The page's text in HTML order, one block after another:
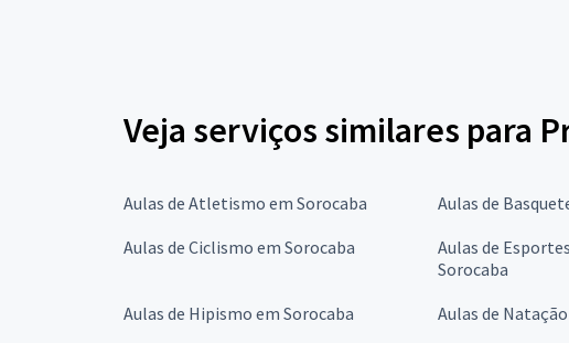
Veja serviços similares para
Aulas de Atletismo em Sorocaba Aulas de
Aulas de Ciclismo em Sorocaba
Aulas de
Sorocaba
Aulas de Hipismo em Sorocaba Aulas de